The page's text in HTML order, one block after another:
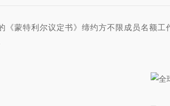
《蒙特利尔议定书》缔约方不限成员名额